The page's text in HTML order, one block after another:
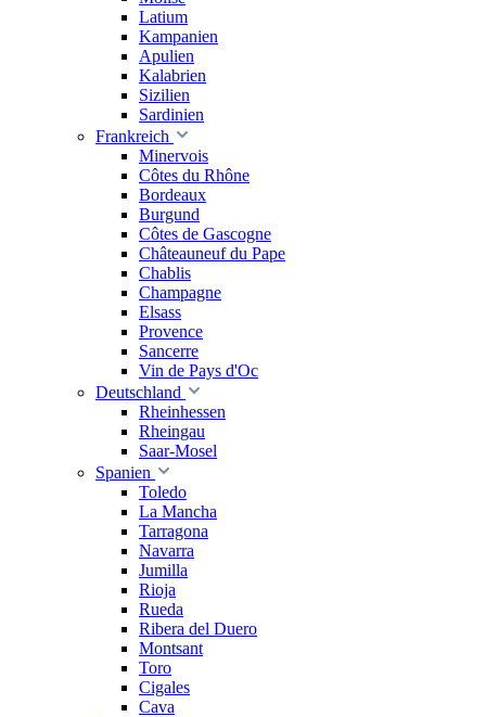
Latium
Kampanien
Apulien
Kalabrien
Sizilien
Sardinien
Frankreich
Minervois
Côtes du Rhône
Bordeaux
Burgund
Côtes de Gascogne
Châteauneuf du Pape
Chablis
Champagne
Elsass
Provence
Sancerre
Vin de Pays d'Oc
Deutschland
Rheinhessen
Rheingau
Saar-Mosel
Spanien
Toledo
La Mancha
Tarragona
Navarra
Jumilla
Rioja
Rueda
Ribera del Duero
Montsant
Toro
Cigales
Cava